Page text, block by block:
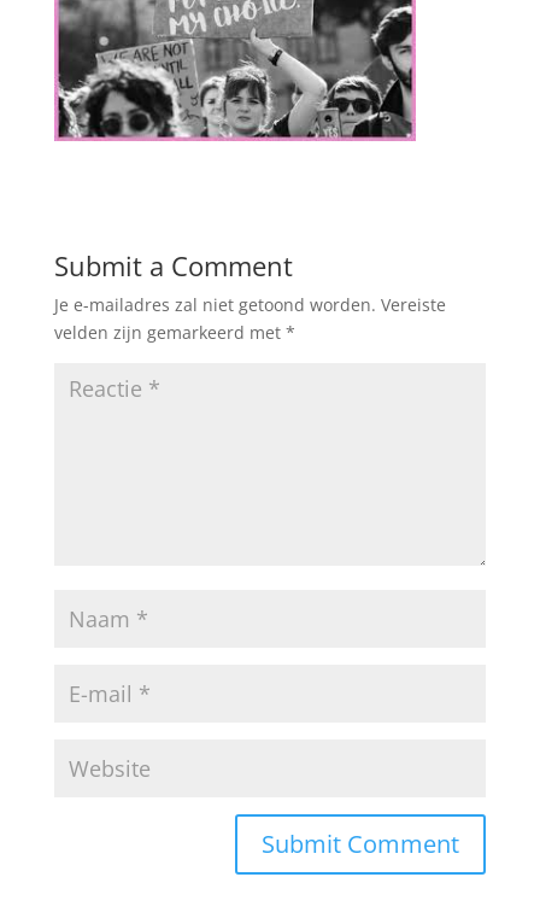
Submit a Comment
Je e-mailadres zal niet getoond worden. Vereiste
velden zijn gemarkeerd met *